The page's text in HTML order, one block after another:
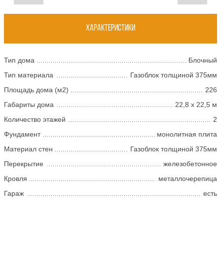
Характеристики
Тип дома
Блочный
Тип материала
Газоблок толщиной 375мм
Площадь дома (м2)
226
Габариты дома
22,8 x 22,5 м
Количество этажей
2
Фундамент
монолитная плита
Материал стен
Газоблок толщиной 375мм
Перекрытие
железобетонное
Кровля
металлочерепица
Гараж
есть